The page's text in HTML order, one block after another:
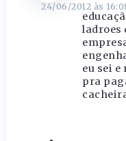
24/06/2012 às
ladroes
eu sei e
pra